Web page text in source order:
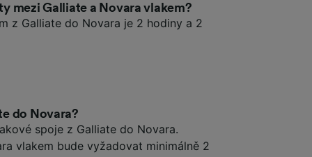
mezi Galliate a Novara vlakem?
z Galliate do Novara je 2 hodiny a 2
do Novara?
spoje z Galliate do Novara.
vlakem bude vyžadovat minimálně 2